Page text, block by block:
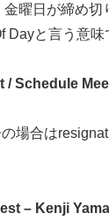
金曜日が締め切
と言う意味
/ Schedule
場合は
– Kenji